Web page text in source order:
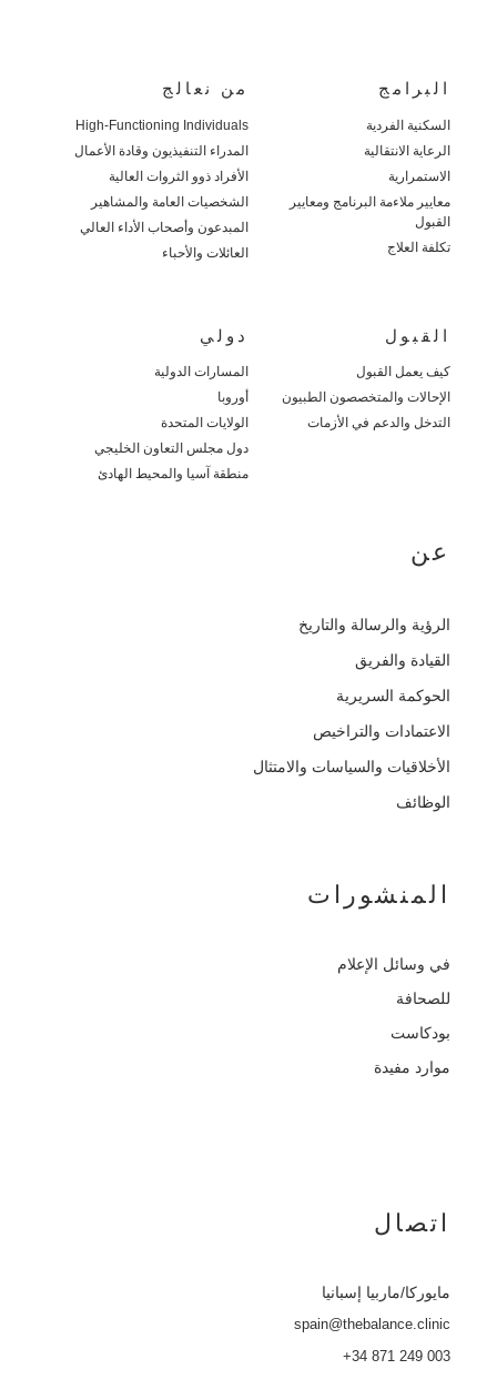
البرامج
السكنية الفردية
الرعاية الانتقالية
الاستمرارية
معايير ملاءمة البرنامج ومعايير
القبول
تكلفة العلاج
من نعالج
High-Functioning Individuals
المدراء التنفيذيون وقادة الأعمال
الأفراد ذوو الثروات العالية
الشخصيات العامة والمشاهير
المبدعون وأصحاب الأداء العالي
العائلات والأحباء
القبول
كيف يعمل القبول
الإحالات والمتخصصون الطبيون
التدخل والدعم في الأزمات
دولي
المسارات الدولية
أوروبا
الولايات المتحدة
دول مجلس التعاون الخليجي
منطقة آسيا والمحيط الهادئ
عن
الرؤية والرسالة والتاريخ
القيادة والفريق
الحوكمة السريرية
الاعتمادات والتراخيص
الأخلاقيات والسياسات والامتثال
الوظائف
المنشورات
في وسائل الإعلام
للصحافة
بودكاست
موارد مفيدة
اتصال
مايوركا/ماربيا إسبانيا
spain@thebalance.clinic
+34 871 249 003